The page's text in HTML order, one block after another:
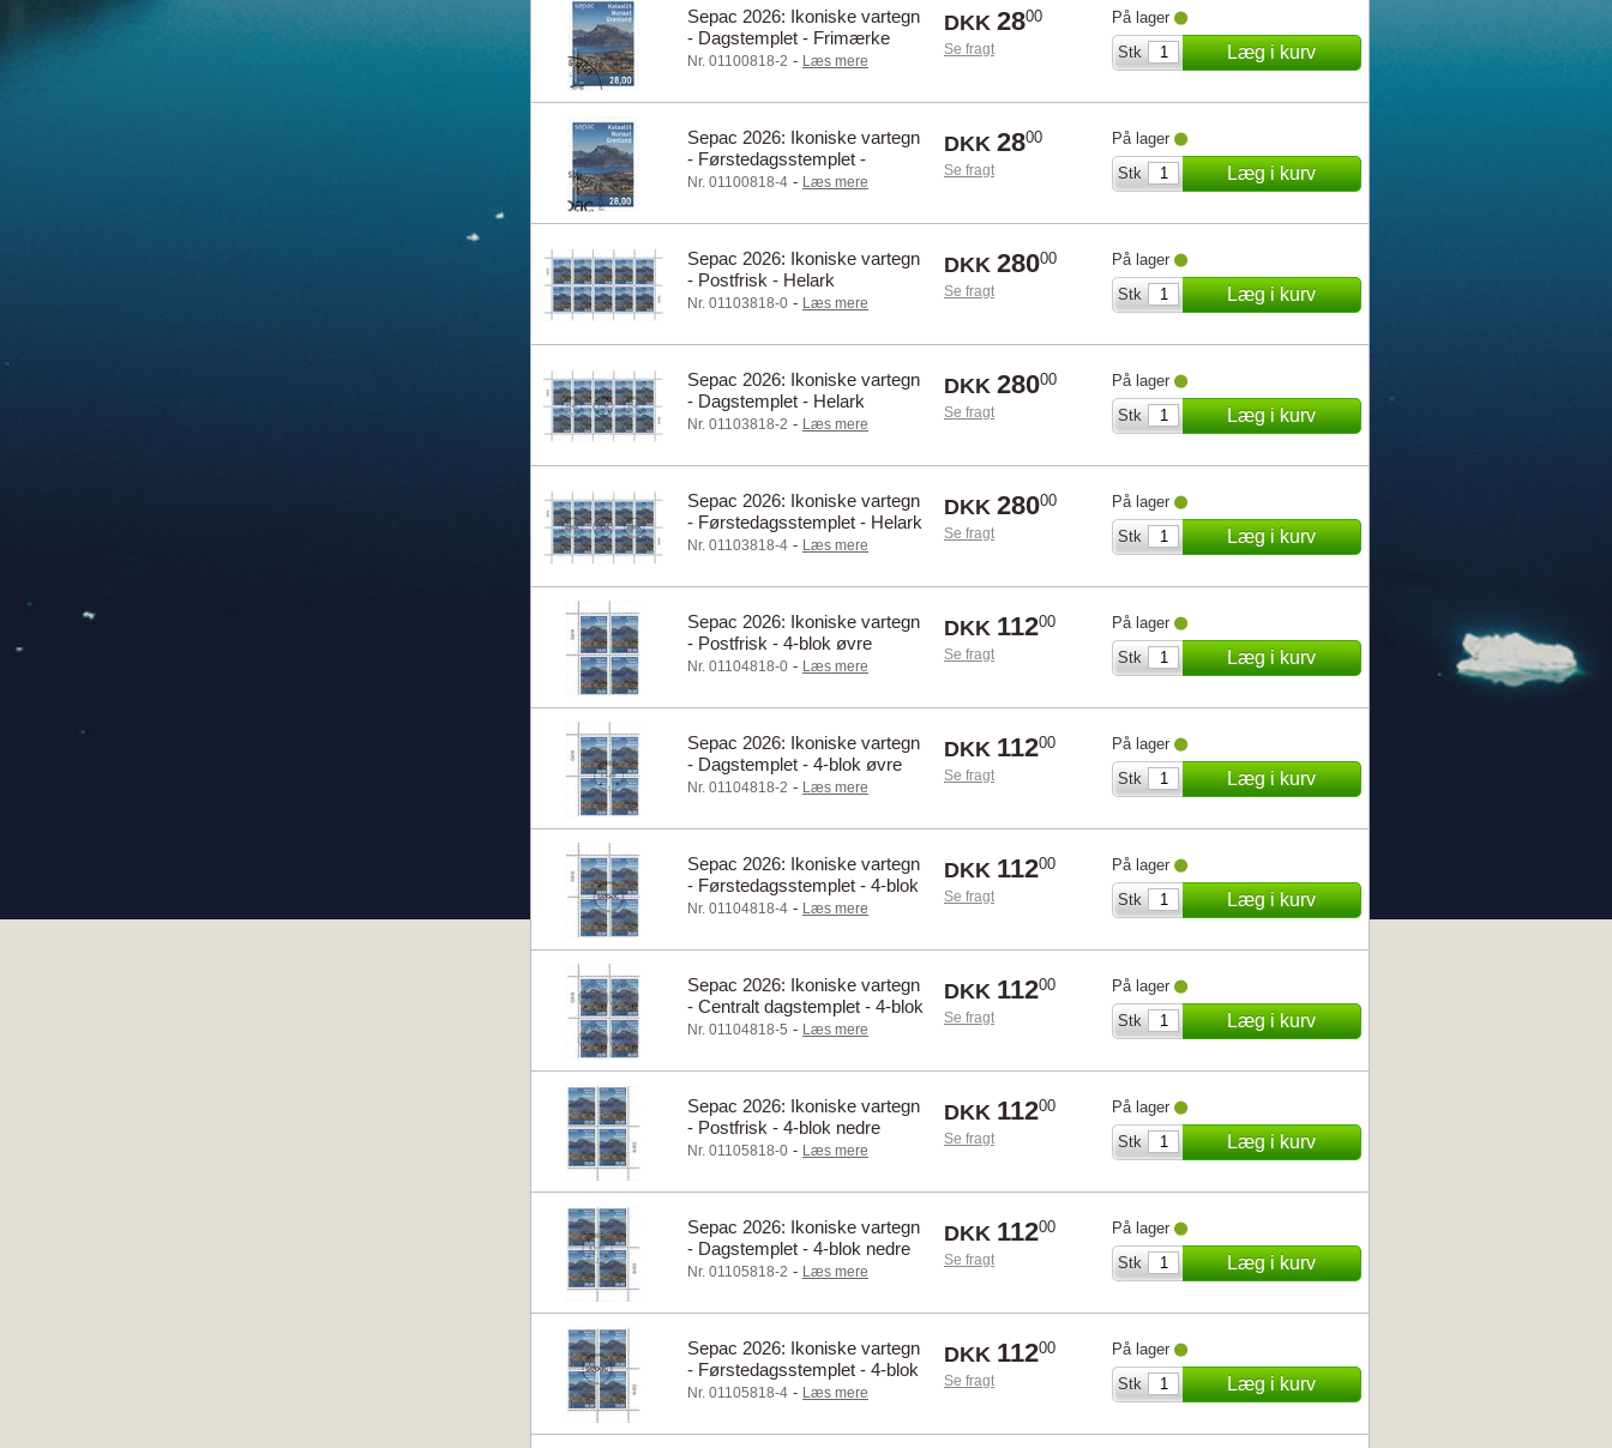
Sepac 2026: Ikoniske vartegn
- Dagstemplet - Frimærke
Nr. 01100818-2 - Læs mere
DKK 2800
Se fragt
På lager
Stk
Læg i kurv
Sepac 2026: Ikoniske vartegn
- Førstedagsstemplet -
Frimærke
Nr. 01100818-4 - Læs mere
DKK 2800
Se fragt
På lager
Stk
Læg i kurv
Sepac 2026: Ikoniske vartegn
- Postfrisk - Helark
Nr. 01103818-0 - Læs mere
DKK 28000
Se fragt
På lager
Stk
Læg i kurv
Sepac 2026: Ikoniske vartegn
- Dagstemplet - Helark
Nr. 01103818-2 - Læs mere
DKK 28000
Se fragt
På lager
Stk
Læg i kurv
Sepac 2026: Ikoniske vartegn
- Førstedagsstemplet - Helark
Nr. 01103818-4 - Læs mere
DKK 28000
Se fragt
På lager
Stk
Læg i kurv
Sepac 2026: Ikoniske vartegn
- Postfrisk - 4-blok øvre
marginal
Nr. 01104818-0 - Læs mere
DKK 11200
Se fragt
På lager
Stk
Læg i kurv
Sepac 2026: Ikoniske vartegn
- Dagstemplet - 4-blok øvre
marginal
Nr. 01104818-2 - Læs mere
DKK 11200
Se fragt
På lager
Stk
Læg i kurv
Sepac 2026: Ikoniske vartegn
- Førstedagsstemplet - 4-blok
øvre marginal
Nr. 01104818-4 - Læs mere
DKK 11200
Se fragt
På lager
Stk
Læg i kurv
Sepac 2026: Ikoniske vartegn
- Centralt dagstemplet - 4-blok
øvre marginal
Nr. 01104818-5 - Læs mere
DKK 11200
Se fragt
På lager
Stk
Læg i kurv
Sepac 2026: Ikoniske vartegn
- Postfrisk - 4-blok nedre
marginal
Nr. 01105818-0 - Læs mere
DKK 11200
Se fragt
På lager
Stk
Læg i kurv
Sepac 2026: Ikoniske vartegn
- Dagstemplet - 4-blok nedre
marginal
Nr. 01105818-2 - Læs mere
DKK 11200
Se fragt
På lager
Stk
Læg i kurv
Sepac 2026: Ikoniske vartegn
- Førstedagsstemplet - 4-blok
nedre marginal
Nr. 01105818-4 - Læs mere
DKK 11200
Se fragt
På lager
Stk
Læg i kurv